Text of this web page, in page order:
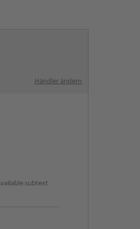
Händler ändern